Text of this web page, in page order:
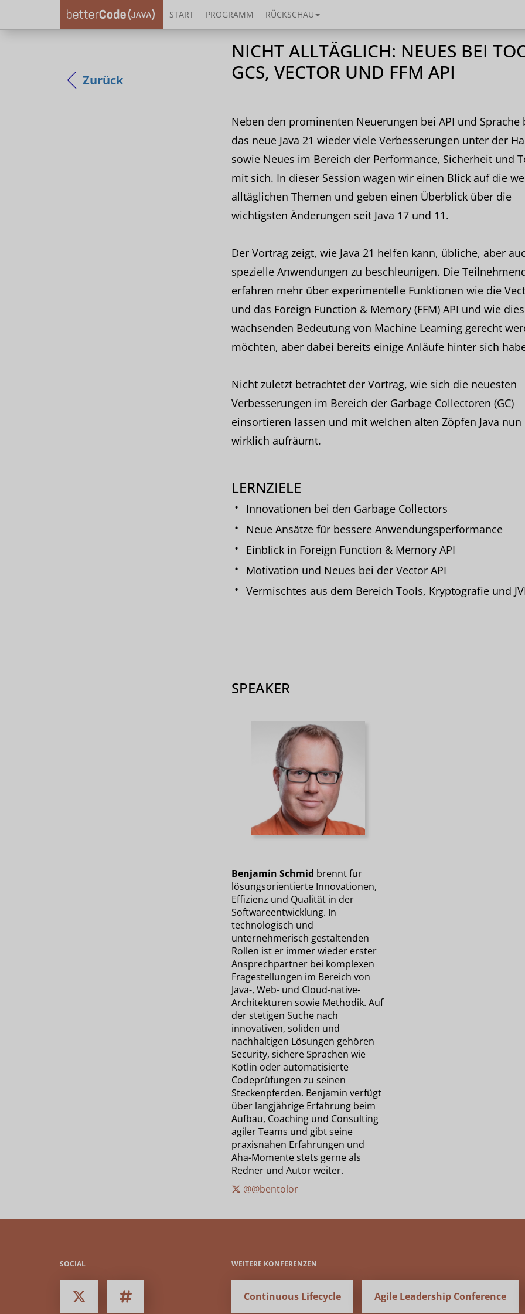
START PROGRAMM RÜCKSCHAU
Zurück
NICHT ALLTÄGLICH: NEUES BEI
GCS, VECTOR UND FFM API
Neben den prominenten Neuerungen bei API und Sprache
das neue Java 21 wieder viele Verbesserungen unter der
sowie Neues im Bereich der Performance, Sicherheit und
mit sich. In dieser Session wagen wir einen Blick auf die
alltäglichen Themen und geben einen Überblick über die
wichtigsten Änderungen seit Java 17 und 11.
Der Vortrag zeigt, wie Java 21 helfen kann, übliche, aber
spezielle Anwendungen zu beschleunigen. Die
erfahren mehr über experimentelle Funktionen wie die
und das Foreign Function & Memory (FFM) API und wie
wachsenden Bedeutung von Machine Learning gerecht
möchten, aber dabei bereits einige Anläufe hinter sich
Nicht zuletzt betrachtet der Vortrag, wie sich die neuesten
Verbesserungen im Bereich der Garbage Collectoren (GC)
einsortieren lassen und mit welchen alten Zöpfen Java nun
wirklich aufräumt.
LERNZIELE
Innovationen bei den Garbage Collectors
Neue Ansätze für bessere Anwendungsperformance
Einblick in Foreign Function & Memory API
Motivation und Neues bei der Vector API
Vermischtes aus dem Bereich Tools, Kryptografie und
SPEAKER
Benjamin Schmid brennt für
lösungsorientierte Innovationen,
Effizienz und Qualität in der
Softwareentwicklung. In
technologisch und
unternehmerisch gestaltenden
Rollen ist er immer wieder erster
Ansprechpartner bei komplexen
Fragestellungen im Bereich von
Java-, Web- und Cloud-native-
Architekturen sowie Methodik. Auf
der stetigen Suche nach
innovativen, soliden und
nachhaltigen Lösungen gehören
Security, sichere Sprachen wie
Kotlin oder automatisierte
Codeprüfungen zu seinen
Steckenpferden. Benjamin verfügt
über langjährige Erfahrung beim
Aufbau, Coaching und Consulting
agiler Teams und gibt seine
praxisnahen Erfahrungen und
Aha-Momente stets gerne als
Redner und Autor weiter.
@@bentolor
SOCIAL WEITERE KONFERENZEN
Continuous Lifecycle Agile Leadership Conference